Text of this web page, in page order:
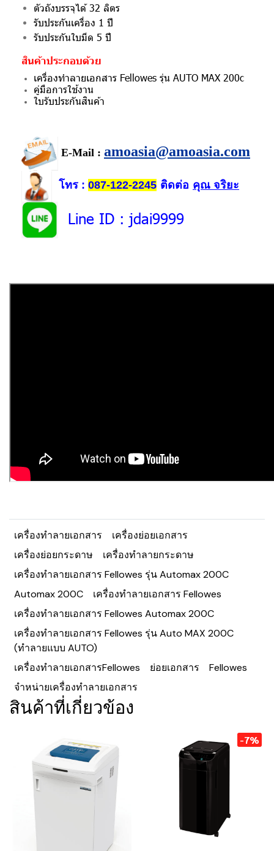
ตัวถังบรรจุได้ 32 ลิตร
รับประกันเครื่อง 1 ปี
รับประกันใบมีด 5 ปี
สินค้าประกอบด้วย
เครื่องทำลายเอกสาร Fellowes รุ่น AUTO MAX 200c
คู่มือการใช้งาน
ใบรับประกันสินค้า
E-Mail : amoasia@amoasia.com
โทร : 087-122-2245 ติดต่อ คุณ จริยะ
Line ID : jdai9999
เครื่องทำลายเอกสาร
เครื่องย่อยเอกสาร
เครื่องย่อยกระดาษ
เครื่องทำลายกระดาษ
เครื่องทำลายเอกสาร Fellowes รุ่น Automax 200C
Automax 200C
เครื่องทำลายเอกสาร Fellowes
เครื่องทำลายเอกสาร Fellowes Automax 200C
เครื่องทำลายเอกสาร Fellowes รุ่น Auto MAX 200C
(ทำลายแบบ AUTO)
เครื่องทำลายเอกสารFellowes
ย่อยเอกสาร
Fellowes
จำหน่ายเครื่องทำลายเอกสาร
สินค้าที่เกี่ยวข้อง
-7%